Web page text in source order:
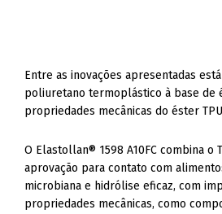
Entre as inovações apresentadas
poliuretano termoplástico à base de
propriedades mecânicas do éster
O Elastollan® 1598 A10FC combina o
aprovação para contato com
microbiana e hidrólise eficaz, com
propriedades mecânicas, como